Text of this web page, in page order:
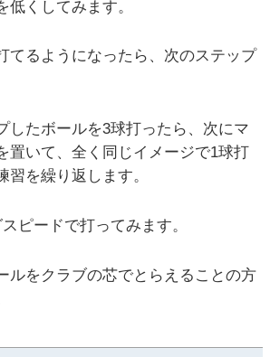
低くしてみます。
てるようになったら、次のステップ
したボールを3球打ったら、次にマ
置いて、全く同じイメージで1球打
習を繰り返します。
ピードで打ってみます。
ルをクラブの芯でとらえることの方